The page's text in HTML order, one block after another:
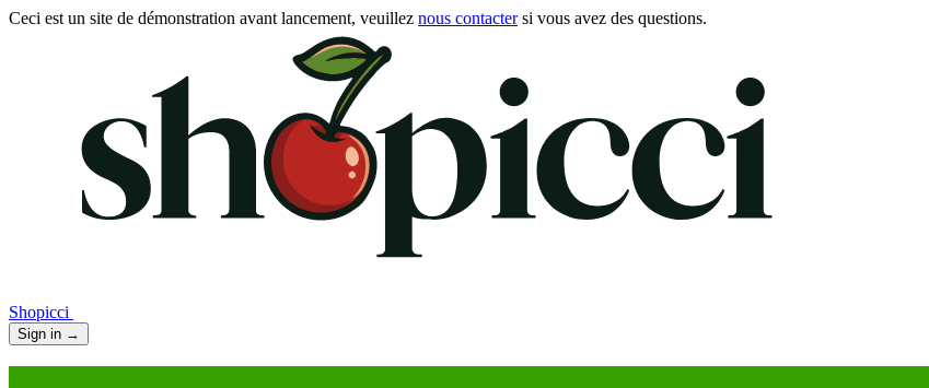
Ceci est un site de démonstration avant lancement, veuillez nous contactersi vous avez des questions.
Shopicci
Sign in →